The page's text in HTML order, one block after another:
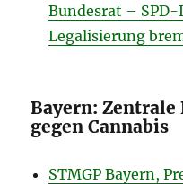
Bundesrat –
Lega­li­sie­rung
Bayern:
gegen Cannabis
STMGP Bayern,